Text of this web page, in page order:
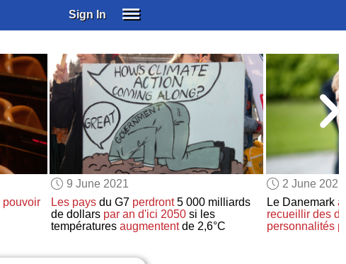
Sign In
SUBSCRIBE
EDUCATIONAL LICENSES
GIFT CARDS
OTHER LANGUAGES
ABOUT US
ALEXA
ADJUST COLORS
pouvoir
9 June 2021
Les paysdu G7 perdront5 000 milliards
de dollars par an d'ici 2050si les
températures augmententde 2,6°C
2 June 2021
Le Danemarka
recueillir des
personnalités